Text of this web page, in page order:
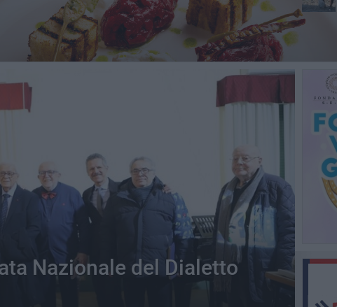
Nazionale del Dialetto